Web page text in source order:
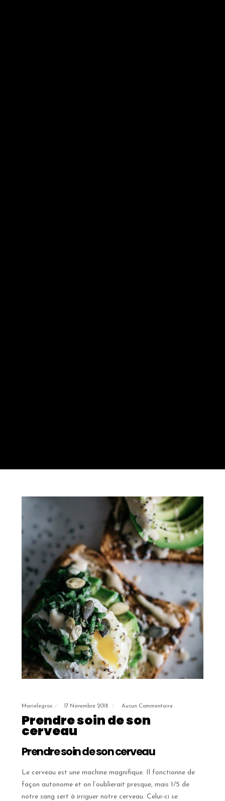
Marielegros 17 Novembre 2018 Aucun Commentaire
Prendre soin de son
cerveau
Prendre soin de son cerveau
Le cerveau est une machine magnifique. Il fonctionne de
façon autonome et on l’oublierait presque, mais 1/5 de
notre sang sert à irriguer notre cerveau. Celui-ci se